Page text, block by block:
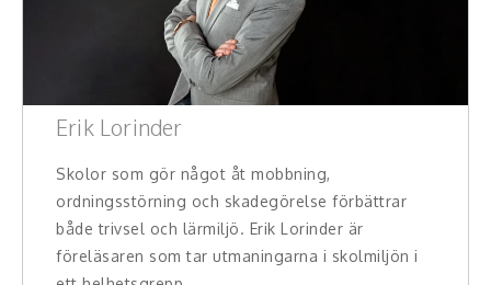
Erik Lorinder
Skolor som gör något åt mobbning,
ordningsstörning och skadegörelse förbättrar
både trivsel och lärmiljö. Erik Lorinder är
föreläsaren som tar utmaningarna i skolmiljön i